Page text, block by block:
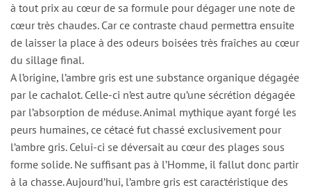
à tout prix au cœur de sa formule pour dégager une note de
cœur très chaudes. Car ce contraste chaud permettra ensuite
de laisser la place à des odeurs boisées très fraîches au cœur
du sillage final.
A l’origine, l’ambre gris est une substance organique dégagée
par le cachalot. Celle-ci n’est autre qu’une sécrétion dégagée
par l’absorption de méduse. Animal mythique ayant forgé les
peurs humaines, ce cétacé fut chassé exclusivement pour
l’ambre gris. Celui-ci se déversait au cœur des plages sous
forme solide. Ne suffisant pas à l’Homme, il fallut donc partir
à la chasse. Aujourd’hui, l’ambre gris est caractéristique des